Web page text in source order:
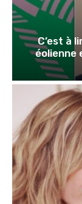
C’est à
éolienne